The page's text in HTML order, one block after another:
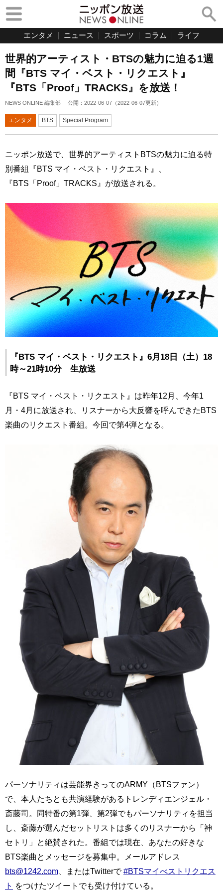
エンタメ ニュース スポーツ コラム ライフ
世界的アーティスト・BTSの魅力に迫る1週
間『BTS マイ・ベスト・リクエスト』
『BTS「Proof」TRACKS』を放送！
NEWS ONLINE 編集部 公開： 2022-06-07 （2022-06-07更新）
エンタメ BTS Special Program
ニッポン放送で、世界的アーティストBTSの魅力に迫る特
別番組『BTS マイ・ベスト・リクエスト』、
『BTS「Proof」TRACKS』が放送される。
『BTS マイ・ベスト・リクエスト』6月18日（土）18
時～21時10分 生放送
『BTS マイ・ベスト・リクエスト』は昨年12月、今年1
月・4月に放送され、リスナーから大反響を呼んできたBTS
楽曲のリクエスト番組。今回で第4弾となる。
パーソナリティは芸能界きってのARMY（BTSファン）
で、本人たちとも共演経験があるトレンディエンジェル・
斎藤司。同特番の第1弾、第2弾でもパーソナリティを担当
し、斎藤が選んだセットリストは多くのリスナーから「神
セトリ」と絶賛された。番組では現在、あなたの好きな
BTS楽曲とメッセージを募集中。メールアドレス
bts@1242.com 、またはTwitterで#BTSマイべストリクエス
ト をつけたツイートでも受け付けている。